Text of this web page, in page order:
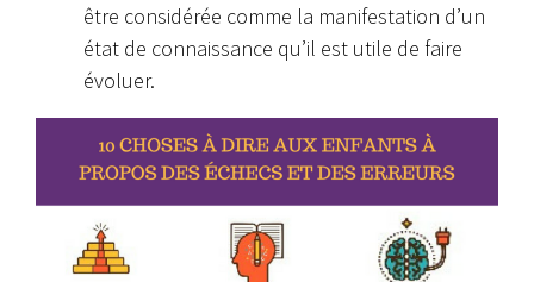
être considérée comme la manifestation d’un
état de connaissance qu’il est utile de faire
évoluer.